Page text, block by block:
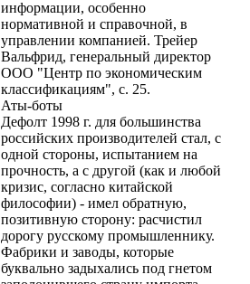
информации, особенно
нормативной и справочной, в
управлении компанией. Трейер
Вальфрид, генеральный директор
ООО "Центр по экономическим
классификациям", с. 25.
Аты-боты
Дефолт 1998 г. для большинства
российских производителей стал, с
одной стороны, испытанием на
прочность, а с другой (как и любой
кризис, согласно китайской
философии) - имел обратную,
позитивную сторону: расчистил
дорогу русскому промышленнику.
Фабрики и заводы, которые
буквально задыхались под гнетом